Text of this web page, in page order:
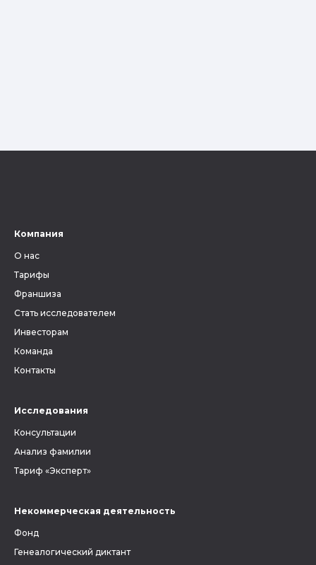
Компания
О нас
Тарифы
Франшиза
Стать исследователем
Инвесторам
Команда
Контакты
Исследования
Консультации
Анализ фамилии
Тариф «Эксперт»
Некоммерческая деятельность
Фонд
Генеалогический диктант